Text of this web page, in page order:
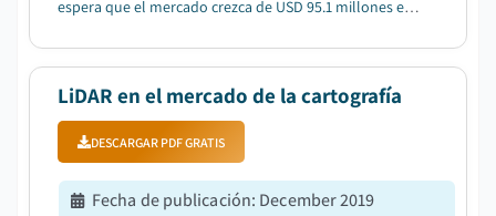
espera que el mercado crezca de USD 95.1 millones en
LiDAR en el mercado de la cartografía
DESCARGAR PDF GRATIS
Fecha de publicación: December 2019